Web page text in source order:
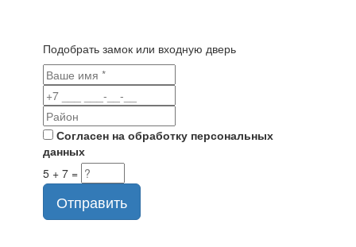
Подобрать замок или входную дверь
Согласен на обработку персональных
данных
5 + 7 =
Отправить